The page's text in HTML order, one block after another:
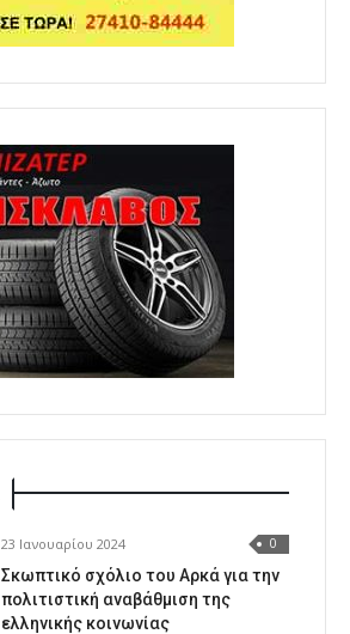
23 Ιανουαρίου 2024 0
Σκωπτικό σχόλιο του Αρκά για την
πολιτιστική αναβάθμιση της
ελληνικής κοινωνίας